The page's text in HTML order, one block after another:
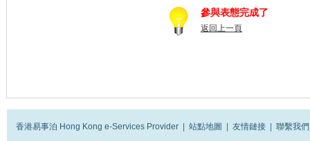
參與表態完成了
返回上一頁
香港易事泊 Hong Kong e-Services Provider 站點地圖 友情鏈接 聯繫我們